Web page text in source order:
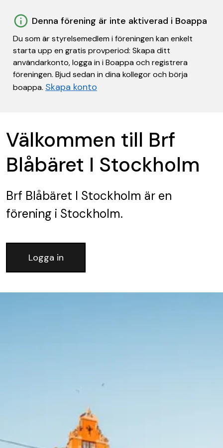
Denna förening är inte aktiverad i Boappa
Du som är styrelsemedlem i föreningen kan enkelt
starta upp en gratis provperiod: Skapa ditt
användarkonto, logga in i Boappa och registrera
föreningen. Bjud sedan in dina kollegor och börja
boappa. Skapa konto
Välkommen till Brf
Blåbäret I Stockholm
Brf Blåbäret I Stockholm är en
förening i Stockholm.
Logga in